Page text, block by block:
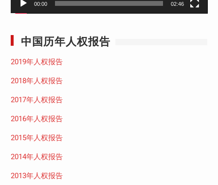
00:00 02:46
中国历年人权报告
2019年人权报告
2018年人权报告
2017年人权报告
2016年人权报告
2015年人权报告
2014年人权报告
2013年人权报告